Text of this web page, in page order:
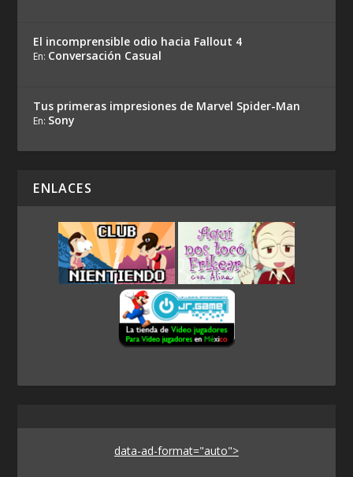
El incomprensible odio hacia Fallout 4
En: Conversación Casual
Tus primeras impresiones de Marvel Spider-Man
En: Sony
ENLACES
data-ad-format="auto">